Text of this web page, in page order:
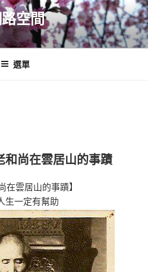
空間
選單
尚在雲居山的事蹟
在雲居山的事蹟】
生一定有幫助